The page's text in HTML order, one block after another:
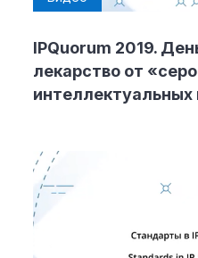
IPQuorum 2019.
лекарство от
интеллектуальных